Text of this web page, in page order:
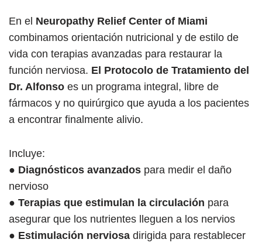
En el Neuropathy Relief Center of Miami
combinamos orientación nutricional y de estilo de
vida con terapias avanzadas para restaurar la
función nerviosa. El Protocolo de Tratamiento del
Dr. Alfonso es un programa integral, libre de
fármacos y no quirúrgico que ayuda a los pacientes
a encontrar finalmente alivio.
Incluye:
● Diagnósticos avanzados para medir el daño
nervioso
● Terapias que estimulan la circulación para
asegurar que los nutrientes lleguen a los nervios
● Estimulación nerviosa dirigida para restablecer